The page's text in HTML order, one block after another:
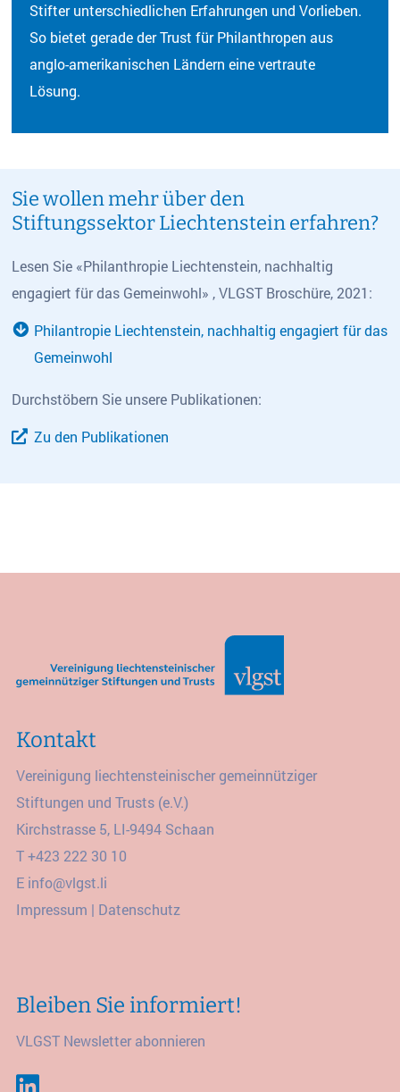
Stifter unterschiedlichen Erfahrungen und Vorlieben.
So bietet gerade der Trust für Philanthropen aus
anglo-amerikanischen Ländern eine vertraute
Lösung.
Sie wollen mehr über den
Stiftungssektor Liechtenstein erfahren?
Lesen Sie «Philanthropie Liechtenstein, nachhaltig
engagiert für das Gemeinwohl» , VLGST Broschüre, 2021:
Philantropie Liechtenstein, nachhaltig engagiert für das
Gemeinwohl
Durchstöbern Sie unsere Publikationen:
Zu den Publikationen
Kontakt
Vereinigung liechtensteinischer gemeinnütziger
Stiftungen und Trusts (e.V.)
Kirchstrasse 5, LI-9494 Schaan
T+423 222 30 10
E info@vlgst.li
Impressum | Datenschutz
Bleiben Sie informiert!
VLGST Newsletter abonnieren